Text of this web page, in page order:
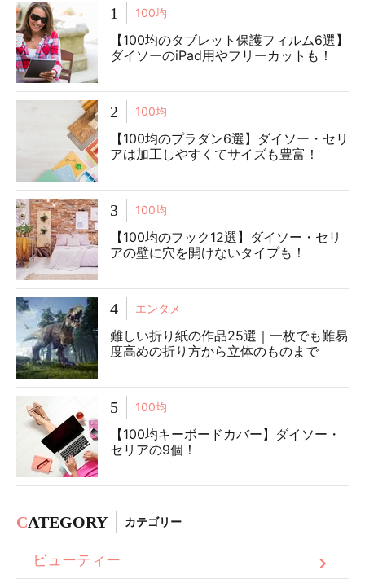
1 100均
【100均のタブレット保護フィルム6選】
ダイソーのiPad用やフリーカットも！
2 100均
【100均のプラダン6選】ダイソー・セリ
アは加工しやすくてサイズも豊富！
3 100均
【100均のフック12選】ダイソー・セリ
アの壁に穴を開けないタイプも！
4 エンタメ
難しい折り紙の作品25選｜一枚でも難易
度高めの折り方から立体のものまで
5 100均
【100均キーボードカバー】ダイソー・
セリアの9個！
CATEGORY カテゴリー
ビューティー